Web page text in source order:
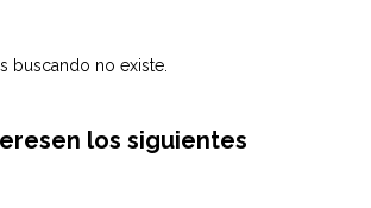
buscando no existe.
los siguientes